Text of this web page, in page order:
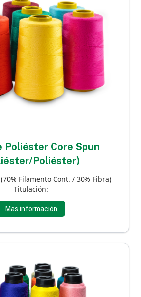
Poliéster Core Spun
Poliéster)
Filamento Cont. / 30% Fibra)
Titulación:
Mas información